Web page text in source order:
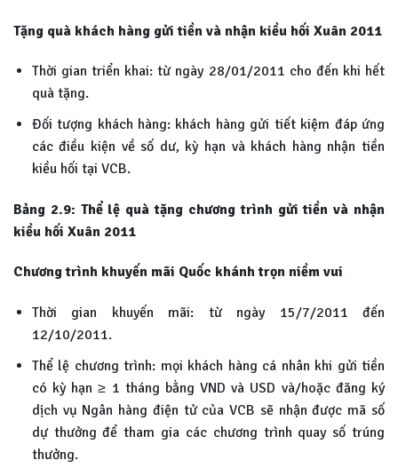
Tặng quà khách hàng gửi tiền và nhận kiều hối Xuân 2011
Thời gian triển khai: từ ngày 28/01/2011 cho đến khi hết
quà tặng.
Đối tượng khách hàng: khách hàng gửi tiết kiệm đáp ứng
các điều kiện về số dư, kỳ hạn và khách hàng nhận tiền
kiều hối tại VCB.
Bảng 2.9: Thể lệ quà tặng chương trình gửi tiền và nhận
kiều hối Xuân 2011
Chương trình khuyến mãi Quốc khánh trọn niềm vui
Thời gian khuyến mãi: từ ngày 15/7/2011 đến
12/10/2011.
Thể lệ chương trình: mọi khách hàng cá nhân khi gửi tiền
có kỳ hạn ≥ 1 tháng bằng VND và USD và/hoặc đăng ký
dịch vụ Ngân hàng điện tử của VCB sẽ nhận được mã số
dự thưởng để tham gia các chương trình quay số trúng
thưởng.